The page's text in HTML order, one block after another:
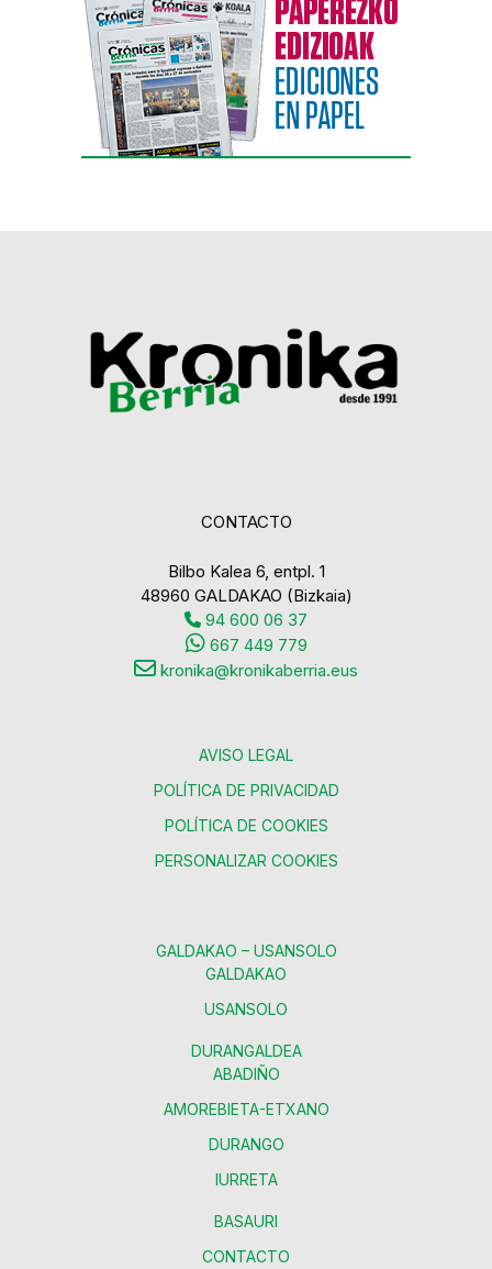
CONTACTO
Bilbo Kalea 6, entpl. 1
48960 GALDAKAO (Bizkaia)
94 600 06 37
667 449 779
kronika@kronikaberria.eus
AVISO LEGAL
POLÍTICA DE PRIVACIDAD
POLÍTICA DE COOKIES
PERSONALIZAR COOKIES
GALDAKAO – USANSOLO
GALDAKAO
USANSOLO
DURANGALDEA
ABADIÑO
AMOREBIETA-ETXANO
DURANGO
IURRETA
BASAURI
CONTACTO